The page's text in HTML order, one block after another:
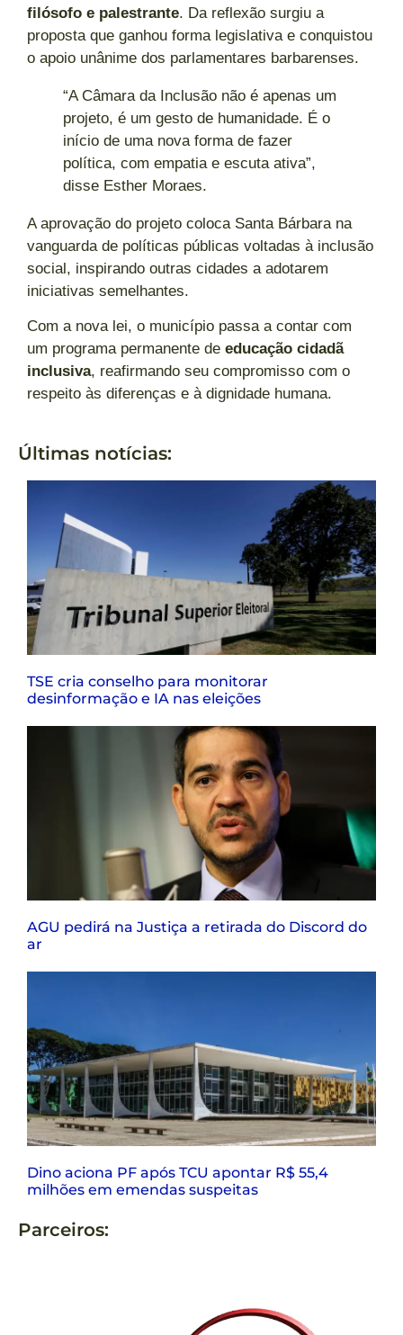
filósofo e palestrante. Da reflexão surgiu a
proposta que ganhou forma legislativa e conquistou
o apoio unânime dos parlamentares barbarenses.
“A Câmara da Inclusão não é apenas um
projeto, é um gesto de humanidade. É o
início de uma nova forma de fazer
política, com empatia e escuta ativa”,
disse Esther Moraes.
A aprovação do projeto coloca Santa Bárbara na
vanguarda de políticas públicas voltadas à inclusão
social, inspirando outras cidades a adotarem
iniciativas semelhantes.
Com a nova lei, o município passa a contar com
um programa permanente de educação cidadã
inclusiva, reafirmando seu compromisso com o
respeito às diferenças e à dignidade humana.
Últimas notícias:
TSE cria conselho para monitorar
desinformação e IA nas eleições
AGU pedirá na Justiça a retirada do Discord do
ar
Dino aciona PF após TCU apontar R$ 55,4
milhões em emendas suspeitas
Parceiros: